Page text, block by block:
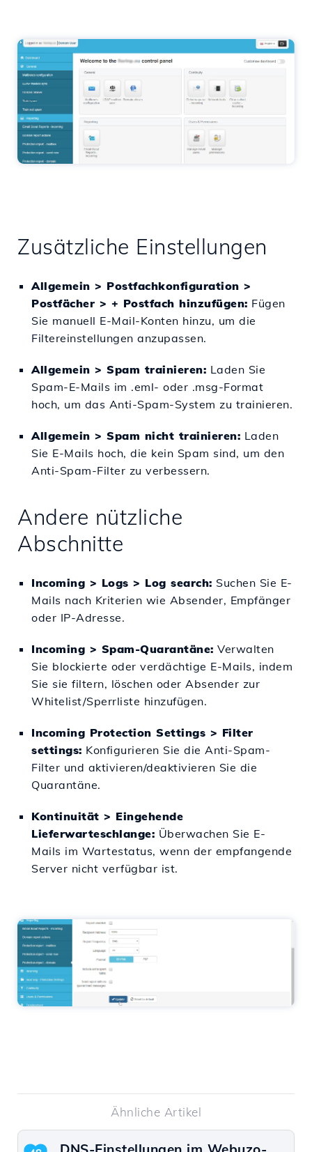
Zusätzliche Einstellungen
Allgemein > Postfachkonfiguration >
Postfächer > + Postfach hinzufügen: Fügen
Sie manuell E-Mail-Konten hinzu, um die
Filtereinstellungen anzupassen.
Allgemein > Spam trainieren: Laden Sie
Spam-E-Mails im .eml- oder .msg-Format
hoch, um das Anti-Spam-System zu trainieren.
Allgemein > Spam nicht trainieren: Laden
Sie E-Mails hoch, die kein Spam sind, um den
Anti-Spam-Filter zu verbessern.
Andere nützliche
Abschnitte
Incoming > Logs > Log search: Suchen Sie E-
Mails nach Kriterien wie Absender, Empfänger
oder IP-Adresse.
Incoming > Spam-Quarantäne: Verwalten
Sie blockierte oder verdächtige E-Mails, indem
Sie sie filtern, löschen oder Absender zur
Whitelist/Sperrliste hinzufügen.
Incoming Protection Settings > Filter
settings: Konfigurieren Sie die Anti-Spam-
Filter und aktivieren/deaktivieren Sie die
Quarantäne.
Kontinuität > Eingehende
Lieferwarteschlange: Überwachen Sie E-
Mails im Wartestatus, wenn der empfangende
Server nicht verfügbar ist.
Ähnliche Artikel